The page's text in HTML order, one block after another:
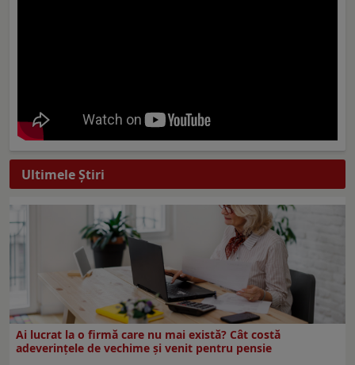
Ultimele Ştiri
Ai lucrat la o firmă care nu mai există? Cât costă
adeverințele de vechime și venit pentru pensie